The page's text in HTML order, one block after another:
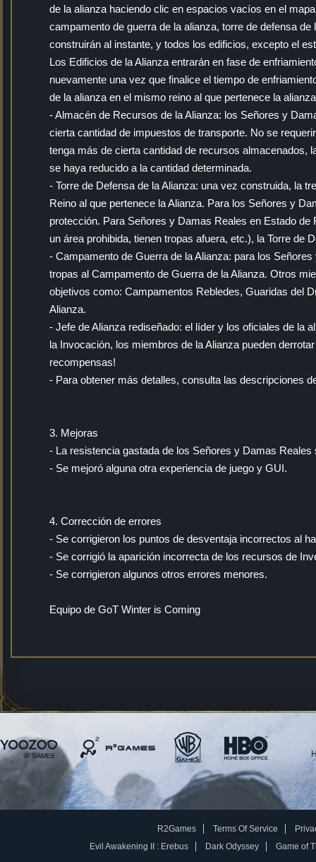
de la alianza haciendo clic en espacios vacíos en el
campamento de guerra de la alianza, torre de defensa
construirán al instante, y todos los edificios, excepto el
Los Edificios de la Alianza entrarán en fase de
nuevamente una vez que finalice el tiempo de
de la alianza en el mismo reino al que pertenece la
- Almacén de Recursos de la Alianza: los Señores y
cierta cantidad de impuestos de transporte. No se
tenga más de cierta cantidad de recursos almacenados,
se haya reducido a la cantidad determinada.
- Torre de Defensa de la Alianza: una vez construida, la
Reino al que pertenece la Alianza. Para los Señores y
protección. Para Señores y Damas Reales en Estado
un área prohibida, tienen tropas afuera, etc.), la Torre de
- Campamento de Guerra de la Alianza: para los
tropas al Campamento de Guerra de la Alianza. Otros
objetivos como: Campamentos Rebledes, Guaridas del
Alianza.
- Jefe de Alianza rediseñado: el líder y los oficiales de la
la Invocación, los miembros de la Alianza pueden
recompensas!
- Para obtener más detalles, consulta las descripciones
3. Mejoras
- La resistencia gastada de los Señores y Damas
- Se mejoró alguna otra experiencia de juego y GUI.
4. Corrección de errores
- Se corrigieron los puntos de desventaja incorrectos al
- Se corrigió la aparición incorrecta de los recursos de
- Se corrigieron algunos otros errores menores.
Equipo de GoT Winter is Coming
R2Games Terms Of Service
Evil Awakening II : Erebus
Dark Odyssey Game of